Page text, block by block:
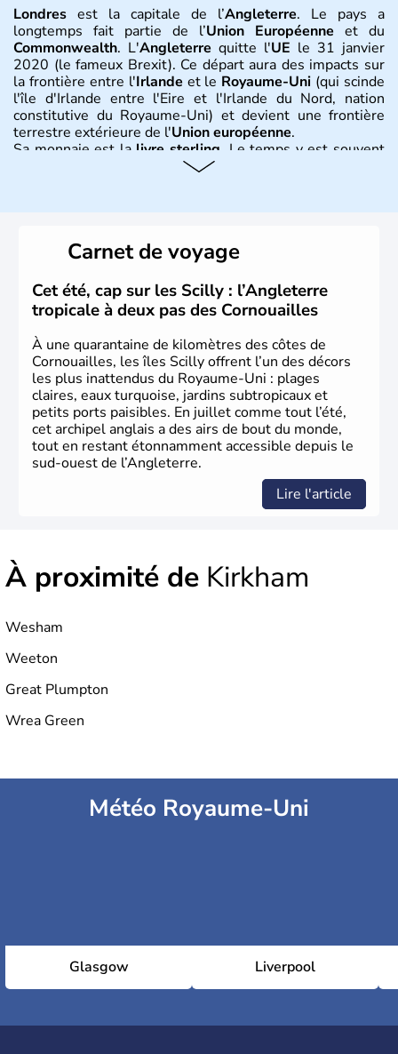
Londres est la capitale de l’Angleterre. Le pays a
longtemps fait partie de l’Union Européenne et du
Commonwealth. L'Angleterre quitte l'UE le 31 janvier
2020 (le fameux Brexit). Ce départ aura des impacts sur
la frontière entre l'Irlande et le Royaume-Uni (qui scinde
l'île d'Irlande entre l'Eire et l'Irlande du Nord, nation
constitutive du Royaume-Uni) et devient une frontière
terrestre extérieure de l'Union européenne.
Sa monnaie est lalivre sterling . Le temps y est souvent
instable avec de nombreuses précipitations : il s’agit d’un
Histoire et administration
L'Angleterre est l’une des quatre nations constitutives du
Royaume-Uni. Elle est peuplée de plus de 50 millions
d’habitants, les Anglais, et constitue à elle seule, près de
84% de la population de l’ensemble. Le pays s’est créé au
Xème siècle et tient son nom desAngles
germanique installé sur ces terres. Première démocratie
parlementaire au monde, elle doit son développement à
l’essor industriel du XIXème siècle.
Carnet de voyage
Cet été, cap sur les Scilly : l’Angleterre
tropicale à deux pas des Cornouailles
À une quarantaine de kilomètres des côtes de
Cornouailles, les îles Scilly offrent l’un des décors
les plus inattendus du Royaume-Uni : plages
claires, eaux turquoise, jardins subtropicaux et
petits ports paisibles. En juillet comme tout l’été,
cet archipel anglais a des airs de bout du monde,
tout en restant étonnamment accessible depuis le
sud-ouest de l’Angleterre.
Lire l'article
À proximité de Kirkham
Wesham
Weeton
Great Plumpton
Wrea Green
Météo Royaume-Uni
Glasgow Liverpool